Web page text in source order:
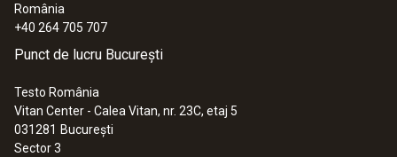
România
+40 264 705 707
Punct de lucru București
Testo România
Vitan Center - Calea Vitan, nr. 23C, etaj 5
031281 București
Sector 3